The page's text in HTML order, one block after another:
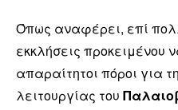
Όπως αναφέρει, επί
εκκλήσεις προκειμένου
απαραίτητοι πόροι για
λειτουργίας του